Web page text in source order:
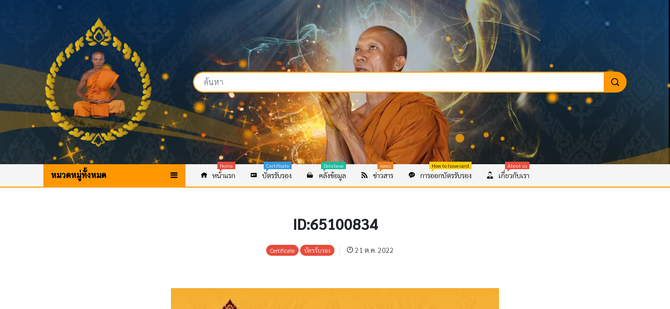
หมวดหมู่ทั้งหมด หน้าแรก
Home
บัตรรับรอง
Certificate
คลังข้อมูล
Database
ข่าวสาร
news
การออกบัตรรับรอง
How to Issue card
เกี่ยวกับเรา
About us
ID:65100834
Certificate บัตรรับรอง 21 ต.ค. 2022